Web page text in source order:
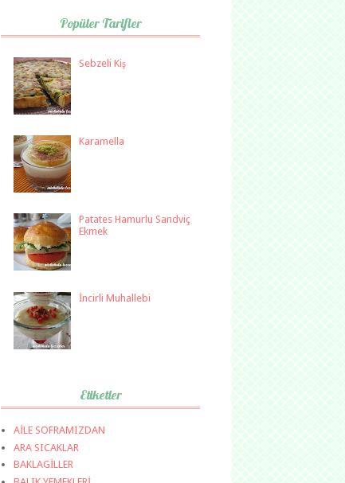
Popüler Tarifler
Sebzeli Kiş
Karamella
Patates Hamurlu Sandviç
Ekmek
İncirli Muhallebi
Etiketler
AİLE SOFRAMIZDAN
ARA SICAKLAR
BAKLAGİLLER